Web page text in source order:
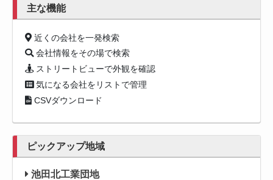
主な機能
近くの会社を一発検索
会社情報をその場で検索
ストリートビューで外観を確認
気になる会社をリストで管理
CSVダウンロード
ピックアップ地域
池田北工業団地